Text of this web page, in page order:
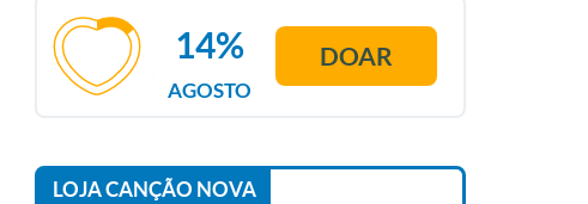
AGOSTO
14% DOAR
LOJA CANÇÃO NOVA